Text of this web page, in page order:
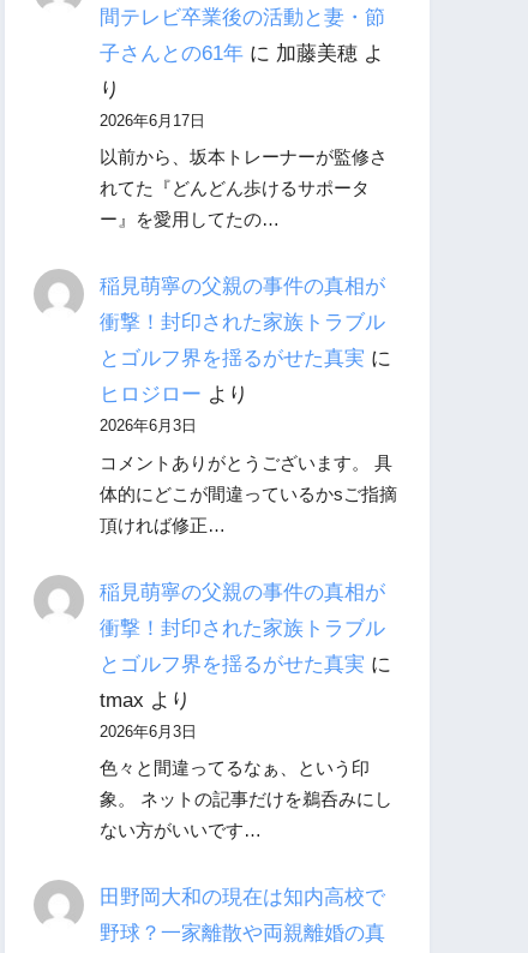
間テレビ卒業後の活動と妻・節
子さんとの61年に 加藤美穂よ
り
2026年6月17日
以前から、坂本トレーナーが監修さ
れてた『どんどん歩けるサポータ
ー』を愛用してたの…
稲見萌寧の父親の事件の真相が
衝撃！封印された家族トラブル
とゴルフ界を揺るがせた真実 に
ヒロジロー より
2026年6月3日
コメントありがとうございます。 具
体的にどこが間違っているかsご指摘
頂ければ修正…
稲見萌寧の父親の事件の真相が
衝撃！封印された家族トラブル
とゴルフ界を揺るがせた真実 に
tmax より
2026年6月3日
色々と間違ってるなぁ、という印
象。 ネットの記事だけを鵜呑みにし
ない方がいいです…
田野岡大和の現在は知内高校で
野球？一家離散や両親離婚の真